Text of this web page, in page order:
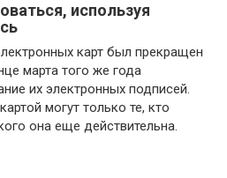
используя
карт был прекращен
марта того же года
их электронных подписей.
могут только те, кто
она еще действительна.